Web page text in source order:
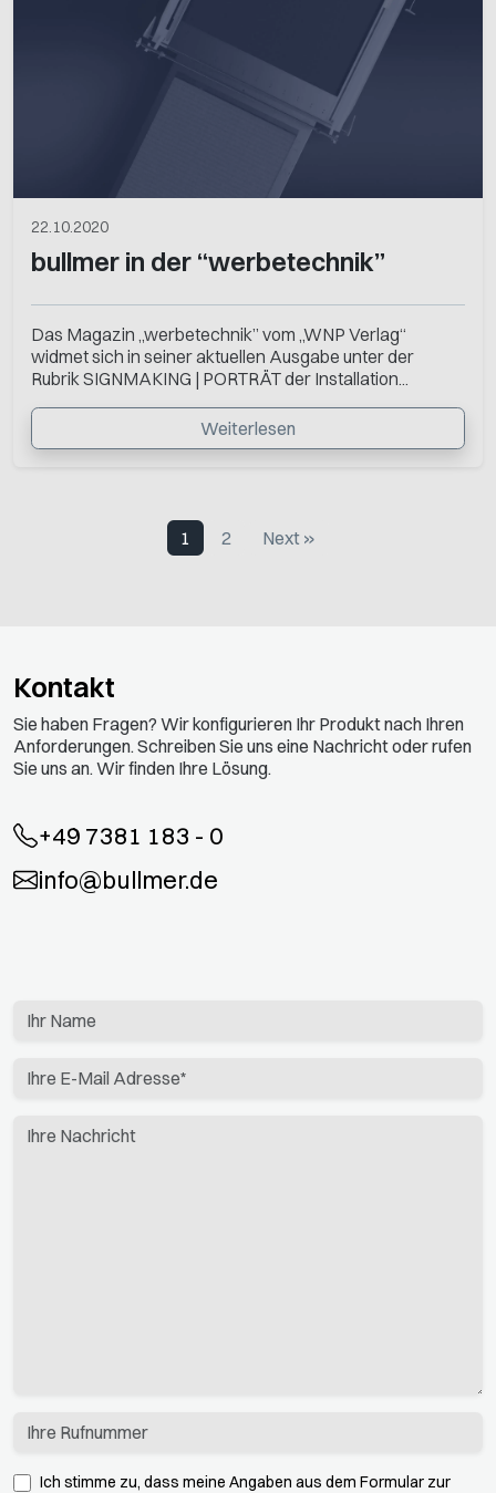
22.10.2020
bullmer in der “werbetechnik”
Das Magazin „werbetechnik” vom „WNP Verlag“
widmet sich in seiner aktuellen Ausgabe unter der
Rubrik SIGNMAKING | PORTRÄT der Installation...
Weiterlesen
1 2 Next »
Kontakt
Sie haben Fragen? Wir konfigurieren Ihr Produkt nach Ihren
Anforderungen. Schreiben Sie uns eine Nachricht oder rufen
Sie uns an. Wir finden Ihre Lösung.
+49 7381 183 - 0
info@bullmer.de
Ich stimme zu, dass meine Angaben aus dem Formular zur